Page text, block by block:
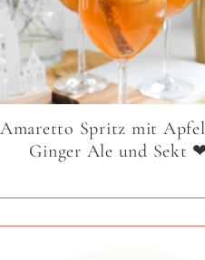
Amaretto Spritz mit
Ginger Ale und Sekt